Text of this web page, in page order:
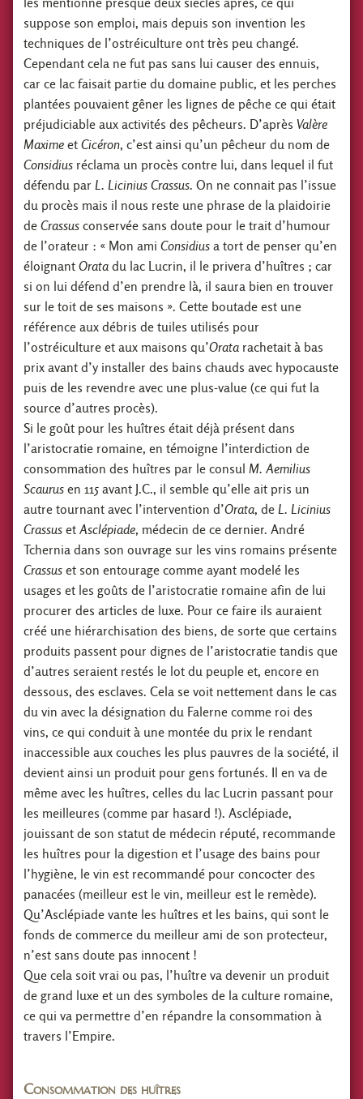
suppose son emploi, mais depuis son invention les
techniques de l’ostréiculture ont très peu changé.
Cependant cela ne fut pas sans lui causer des ennuis,
car ce lac faisait partie du domaine public, et les perches
plantées pouvaient gêner les lignes de pêche ce qui était
préjudiciable aux activités des pêcheurs. D’aprèsValère
Maxime etCicéron, c’est ainsi qu’un pêcheur du nom de
Considius réclama un procès contre lui, dans lequel il fut
défendu par L. Licinius Crassus. On ne connait pas l’issue
du procès mais il nous reste une phrase de la plaidoirie
deCrassusconservée sans doute pour le trait d’humour
de l’orateur : « Mon amiConsidius a tort de penser qu’en
éloignantOrata du lac Lucrin, il le privera d’huîtres ; car
si on lui défend d’en prendre là, il saura bien en trouver
sur le toit de ses maisons ». Cette boutade est une
référence aux débris de tuiles utilisés pour
l’ostréiculture et aux maisons qu’Orata rachetait à bas
prix avant d’y installer des bains chauds avec hypocauste
puis de les revendre avec une plus-value (ce qui fut la
source d’autres procès).
Si le goût pour les huîtres était déjà présent dans
l’aristocratie romaine, en témoigne l’interdiction de
consommation des huîtres par le consul M. Aemilius
Scaurus en 115 avant J.C., il semble qu’elle ait pris un
autre tournant avec l’intervention d’Orata, de L. Licinius
Crassus etAsclépiade, médecin de ce dernier. André
Tchernia dans son ouvrage sur les vins romains présente
Crassus et son entourage comme ayant modelé les
usages et les goûts de l’aristocratie romaine afin de lui
procurer des articles de luxe. Pour ce faire ils auraient
créé une hiérarchisation des biens, de sorte que certains
produits passent pour dignes de l’aristocratie tandis que
d’autres seraient restés le lot du peuple et, encore en
dessous, des esclaves. Cela se voit nettement dans le cas
du vin avec la désignation du Falerne comme roi des
vins, ce qui conduit à une montée du prix le rendant
inaccessible aux couches les plus pauvres de la société, il
devient ainsi un produit pour gens fortunés. Il en va de
même avec les huîtres, celles du lac Lucrin passant pour
les meilleures (comme par hasard !). Asclépiade,
jouissant de son statut de médecin réputé, recommande
les huîtres pour la digestion et l’usage des bains pour
l’hygiène, le vin est recommandé pour concocter des
panacées (meilleur est le vin, meilleur est le remède).
Qu’Asclépiade vante les huîtres et les bains, qui sont le
fonds de commerce du meilleur ami de son protecteur,
n’est sans doute pas innocent !
Que cela soit vrai ou pas, l’huître va devenir un produit
de grand luxe et un des symboles de la culture romaine,
ce qui va permettre d’en répandre la consommation à
travers l’Empire.
Consommation des huîtres